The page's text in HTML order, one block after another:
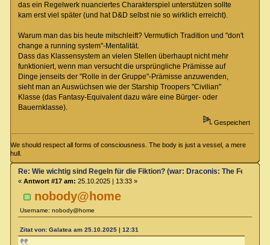
das ein Regelwerk nuanciertes Charakterspiel unterstützen sollte
kam erst viel später (und hat D&D selbst nie so wirklich erreicht).
Warum man das bis heute mitschleift? Vermutlich Tradition und "don't
change a running system"-Mentalität.
Dass das Klassensystem an vielen Stellen überhaupt nicht mehr
funktioniert, wenn man versucht die ursprüngliche Prämisse auf
Dinge jenseits der "Rolle in der Gruppe"-Prämisse anzuwenden,
sieht man an Auswüchsen wie der Starship Troopers "Civilian"
Klasse (das Fantasy-Equivalent dazu wäre eine Bürger- oder
Bauernklasse).
Gespeichert
We should respect all forms of consciousness. The body is just a vessel, a mere
hull.
nobody@home
Username: nobody@home
Re: Wie wichtig sind Regeln für die Fiktion? (war: Draconis: The Feel-
« Antwort #17 am: 25.10.2025 | 13:33 »
Zitat von: Galatea am 25.10.2025 | 12:31